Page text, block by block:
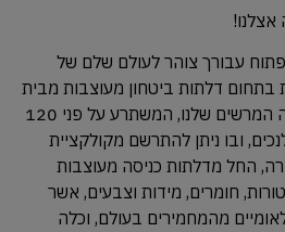
עבורך צוהר לעולם שלם של
בתחום דלתות ביטחון מעוצבות מבית
שריונית חסם. אולם התצוגה המרשים שלנו, המשתרע על פני 120
ובו ניתן להתרשם מקולקציית
החל מדלתות כניסה מעוצבות
חומרים, מידות וצבעים, אשר
מהמחמירים בעולם, וכלה